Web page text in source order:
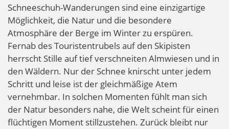
Schneeschuh-Wanderungen sind eine einzigartige
Möglichkeit, die Natur und die besondere
Atmosphäre der Berge im Winter zu erspüren.
Fernab des Touristentrubels auf den Skipisten
herrscht Stille auf tief verschneiten Almwiesen und in
den Wäldern. Nur der Schnee knirscht unter jedem
Schritt und leise ist der gleichmäßige Atem
vernehmbar. In solchen Momenten fühlt man sich
der Natur besonders nahe, die Welt scheint für einen
flüchtigen Moment stillzustehen. Zurück bleibt nur